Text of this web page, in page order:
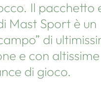
Il pacchetto
Mast Sport è un
di
e con altissime
di gioco.